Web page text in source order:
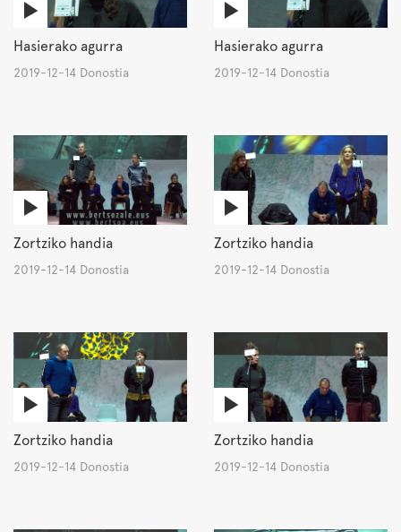
Hasierako agurra
2019-12-14 Donostia
Hasierako agurra
2019-12-14 Donostia
Zortziko handia
2019-12-14 Donostia
Zortziko handia
2019-12-14 Donostia
Zortziko handia
2019-12-14 Donostia
Zortziko handia
2019-12-14 Donostia